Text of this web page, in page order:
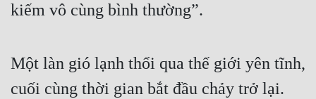
kiếm vô cùng bình thường”.
Một làn gió lạnh thổi qua thế giới yên tĩnh,
cuối cùng thời gian bắt đầu chảy trở lại.